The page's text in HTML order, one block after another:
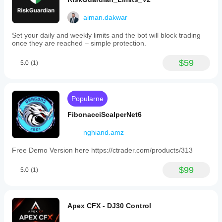
✅ DLACZEGO POTRZEBUJESZ TEGO
ASYSTENTA?
Błyskawiczne Wykonanie: Natychmiast otwieraj
skrótów.
Zlecenia Oczekujące Bez SL/TP: Otwieraj zlecenia
bez początkowej ochrony i dostosowuj je
varying
entry
operates
strictly
discretionary
trades
only
in
response
to
direct
user
without
trade
no
special
access
aiman.dakwar
Set your daily and weekly limits and the bot will block trading
once they are reached – simple protection.
5.0 (1) $59
Popularne
FibonacciScalperNet6
nghiand.amz
Free Demo Version here https://ctrader.com/products/313
5.0 (1) $99
Apex CFX - DJ30 Control